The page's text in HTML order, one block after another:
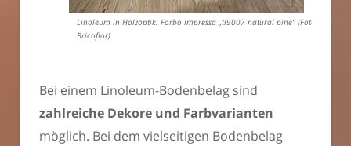
Linoleum in Holzoptik: Forbo Impressa „ti9007 natural pine“ (Foto:
Bricoflor)
Bei einem Linoleum-Bodenbelag sind
zahlreiche Dekore und Farbvarianten
möglich. Bei dem vielseitigen Bodenbelag